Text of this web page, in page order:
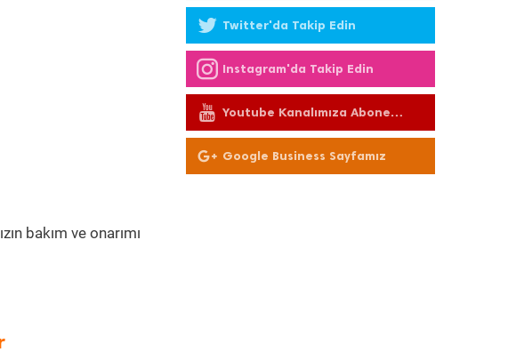
bakım ve onarımı
Twitter'da Takip Edin
Instagram'da Takip Edin
Youtube Kanalımıza Abone
Olun
Google Business Sayfamız